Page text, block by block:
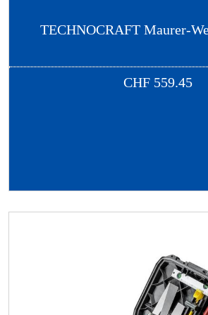
TECHNOCRAFT Maurer-
CHF 559.45